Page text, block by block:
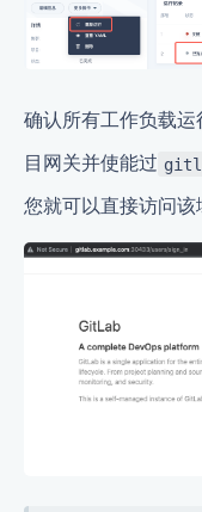
确认所有工作负载
目网关并使能过
您就可以直接访问该